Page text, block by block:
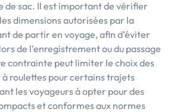
de sac. Il est important de vérifier
dimensions autorisées par la
de partir en voyage, afin d’éviter
de l’enregistrement ou du passage
contrainte peut limiter le choix des
à roulettes pour certains trajets
les voyageurs à opter pour des
et conformes aux normes